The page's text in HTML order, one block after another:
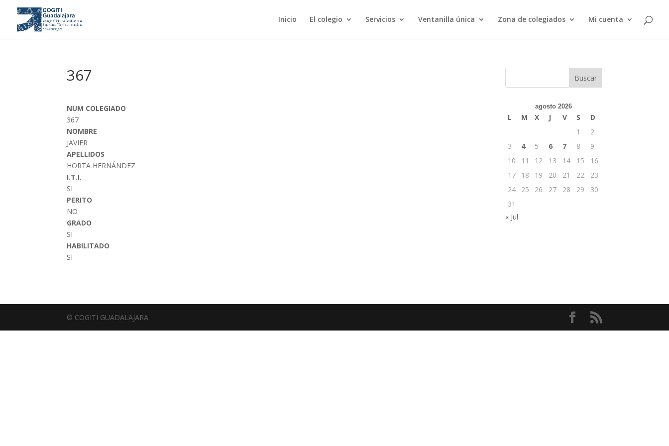
Inicio El colegio Servicios Ventanilla única Zona de colegiados Mi cuenta
367
NUM COLEGIADO
367
NOMBRE
JAVIER
APELLIDOS
HORTA HERNÁNDEZ
I.T.I.
SI
PERITO
NO
GRADO
SI
HABILITADO
SI
Buscar
agosto 2026
L M X J V S
D
1
2
3
4 5 6 7 8
9
10
11 12 13 14 15
16
17
18 19 20 21 22
23
24
25 26 27 28 29
30
31
« Jul
© COGITI GUADALAJARA